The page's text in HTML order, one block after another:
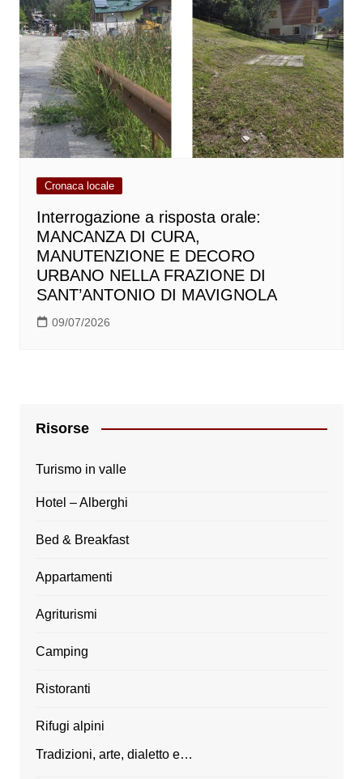
Cronaca locale
Interrogazione a risposta orale:
MANCANZA DI CURA,
MANUTENZIONE E DECORO
URBANO NELLA FRAZIONE DI
SANT’ANTONIO DI MAVIGNOLA
09/07/2026
Risorse
Turismo in valle
Hotel – Alberghi
Bed & Breakfast
Appartamenti
Agriturismi
Camping
Ristoranti
Rifugi alpini
Tradizioni, arte, dialetto e…